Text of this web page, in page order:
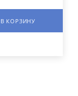
В КОРЗИНУ